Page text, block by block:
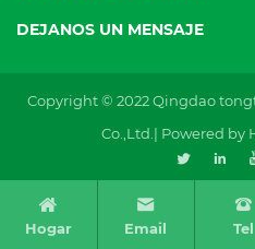
DEJANOS UN MENSAJE
Copyright © 2022 Qingdao
Co.,Ltd.| Powered by
Hogar Email Tel